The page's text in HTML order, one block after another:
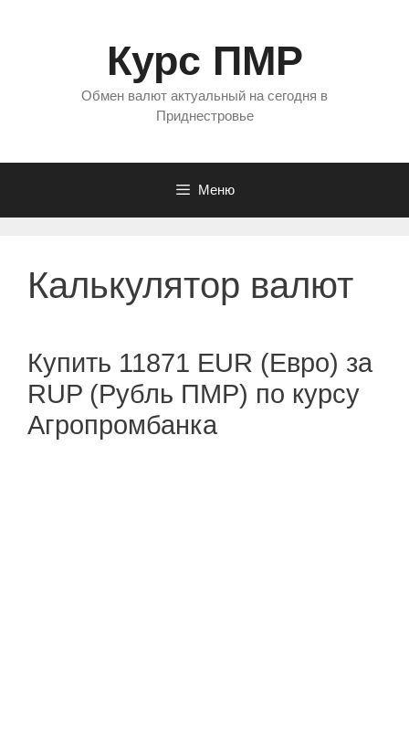
Курс ПМР
Обмен валют актуальный на сегодня в
Приднестровье
Меню
Калькулятор валют
Купить 11871 EUR (Евро) за
RUP (Рубль ПМР) по курсу
Агропромбанка